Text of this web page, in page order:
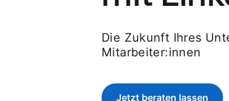
Die Zukunft Ihres
Mitarbeiter:innen
Jetzt beraten lassen